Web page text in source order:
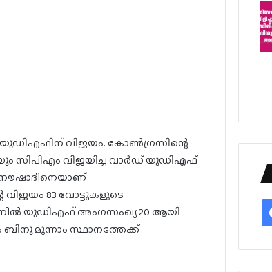
യുഡിഎഫിന് വിജയം. കോണ്‍ഗ്രസിന്റെ
സിപിഎം വിജയിച്ച വാര്‍ഡ് യുഡിഎഫ്
നൗഷാദിനെയാണ്
83 വോട്ടുകളുടെ
യുഡിഎഫ് അംഗസംഖ്യ 20 ആയി
മൂന്നാം സ്ഥാനത്തേക്ക്